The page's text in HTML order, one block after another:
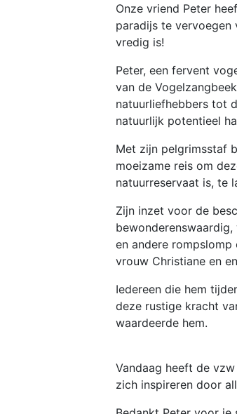
Onze vriend Peter
paradijs te vervoegen
vredig is!
Peter, een fervent
van de
natuurliefhebbers tot
natuurlijk potentieel
Met zijn pelgrimsstaf
moeizame reis om
natuurreservaat is, te
Zijn inzet voor de
en andere
vrouw Christiane en
Iedereen die hem
deze rustige kracht
waardeerde hem.
Vandaag heeft de
zich inspireren door